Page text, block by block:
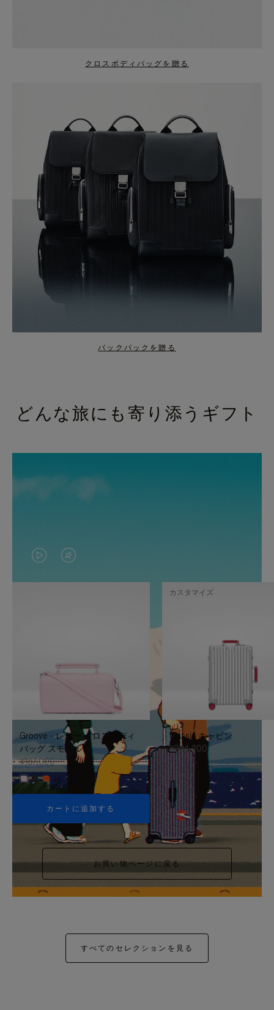
クロスボディバッグを贈る
バックパックを贈る
どんな旅にも寄り添うギフト
VIDEO
IS
TO
IT
VIDEO
IS
UNMUTE
IT
Groove - レザー クロスボディ
バッグ スモール
¥187,000
+5
カートに追加する
Classic キャビン
¥354,200
カスタマイズ
お買い物ページに戻る
すべてのセレクションを見る